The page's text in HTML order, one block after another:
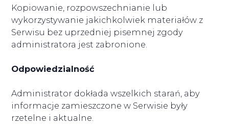
Kopiowanie, rozpowszechnianie lub
wykorzystywanie jakichkolwiek materiałów z
Serwisu bez uprzedniej pisemnej zgody
administratora jest zabronione.
Odpowiedzialność
Administrator dokłada wszelkich starań, aby
informacje zamieszczone w Serwisie były
rzetelne i aktualne.